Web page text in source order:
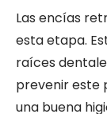
Las encías
esta etapa.
raíces
prevenir este
una buena